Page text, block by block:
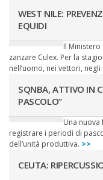
WEST NILE:
EQUIDI
Il
zanzare Culex. Per la
nell’uomo, nei vettori,
SQNBA, ATTIVO IN
PASCOLO”
Una nuova
registrare i periodi di
dell’unità produttiva. >>
CEUTA: